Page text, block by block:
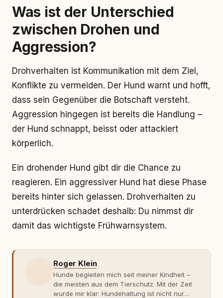
Was ist der Unterschied
zwischen Drohen und
Aggression?
Drohverhalten ist Kommunikation mit dem Ziel,
Konflikte zu vermeiden. Der Hund warnt und hofft,
dass sein Gegenüber die Botschaft versteht.
Aggression hingegen ist bereits die Handlung –
der Hund schnappt, beisst oder attackiert
körperlich.
Ein drohender Hund gibt dir die Chance zu
reagieren. Ein aggressiver Hund hat diese Phase
bereits hinter sich gelassen. Drohverhalten zu
unterdrücken schadet deshalb: Du nimmst dir
damit das wichtigste Frühwarnsystem.
Roger Klein
Hunde begleiten mich seit meiner Kindheit –
die meisten aus dem Tierschutz. Mit der Zeit
wurde mir klar: Hundehaltung ist nicht nur